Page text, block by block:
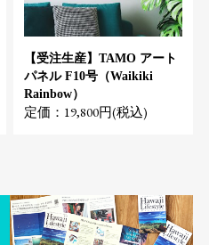
【受注生産】TAMO アート
パネル F10号（Waikiki
Rainbow）
定価：19,800円(税込)